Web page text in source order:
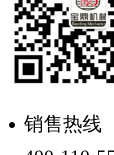
销售热线